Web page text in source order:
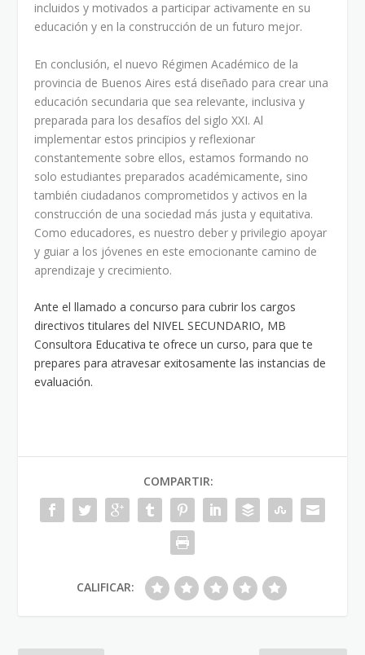
incluidos y motivados a participar activamente en su
educación y en la construcción de un futuro mejor.
En conclusión, el nuevo Régimen Académico de la
provincia de Buenos Aires está diseñado para crear una
educación secundaria que sea relevante, inclusiva y
preparada para los desafíos del siglo XXI. Al
implementar estos principios y reflexionar
constantemente sobre ellos, estamos formando no
solo estudiantes preparados académicamente, sino
también ciudadanos comprometidos y activos en la
construcción de una sociedad más justa y equitativa.
Como educadores, es nuestro deber y privilegio apoyar
y guiar a los jóvenes en este emocionante camino de
aprendizaje y crecimiento.
Ante el llamado a concurso para cubrir los cargos
directivos titulares del NIVEL SECUNDARIO, MB
Consultora Educativa te ofrece un curso, para que te
prepares para atravesar exitosamente las instancias de
evaluación.
COMPARTIR:
CALIFICAR: